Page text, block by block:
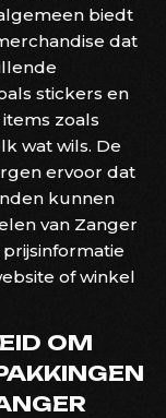
biedt
dat
stickers en
zoals
wat wils. De
ervoor dat
kunnen
van Zanger
of winkel
OM